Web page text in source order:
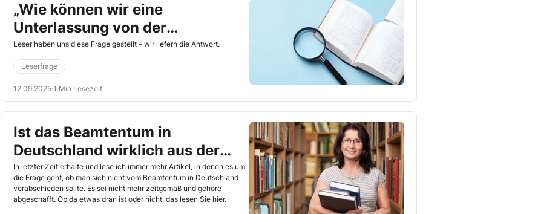
„Wie können wir eine
Unterlassung von der
Dienststellenleitung verlangen?“
Leser haben uns diese Frage gestellt – wir liefern die Antwort.
Leserfrage
12.09.2025·1 Min Lesezeit
Ist das Beamtentum in
Deutschland wirklich aus der
Zeit gefallen?
In letzter Zeit erhalte und lese ich immer mehr Artikel, in denen es um
die Frage geht, ob man sich nicht vom Beamtentum in Deutschland
verabschieden sollte. Es sei nicht mehr zeitgemäß und gehöre
abgeschafft. Ob da etwas dran ist oder nicht, das lesen Sie hier.